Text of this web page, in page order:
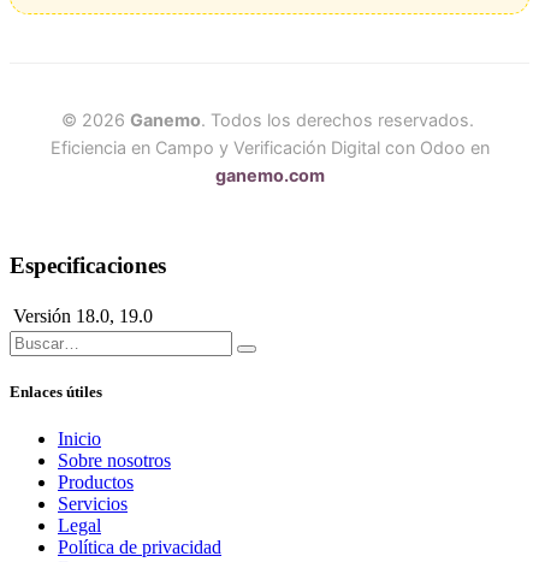
© 2026 Ganemo. Todos los derechos reservados.
Eficiencia en Campo y Verificación Digital con Odoo en
ganemo.com
Especificaciones
Versión 18.0, 19.0
Enlaces útiles
Inicio
Sobre nosotros
Productos
Servicios
Legal
Política de privacidad